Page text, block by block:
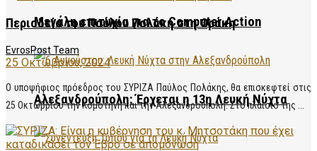
Μεγάλη επιτυχία για το Computer Action
Αλεξανδρούπολη: Έρχεται η 13η Λευκή Νύχτα
Περιοδεία του Παύλου Πολάκη στη Θράκη
EvrosPost Team
25 Οκτωβρίου, 2024
Ο υποψήφιος πρόεδρος του ΣΥΡΙΖΑ Παύλος Πολάκης, θα επισκεφτεί στις
25 Οκτωβρίου την Κομοτηνή και την Αλεξανδρούπολη. Στο πλαίσιο της ...